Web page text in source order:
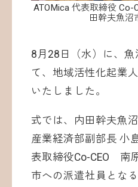
ATOMica 代表取締役 Co-
田幹夫魚沼
8月28日（水）に、
て、地域活性化起業
いたしました。
式では、内田幹夫魚
産業経済部副部長 小
表取締役Co-CEO 南
市への派遣社員とな